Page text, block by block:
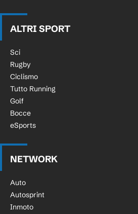
ALTRI SPORT
Sci
Rugby
Ciclismo
Tutto Running
Golf
Bocce
eSports
NETWORK
Auto
Autosprint
Inmoto